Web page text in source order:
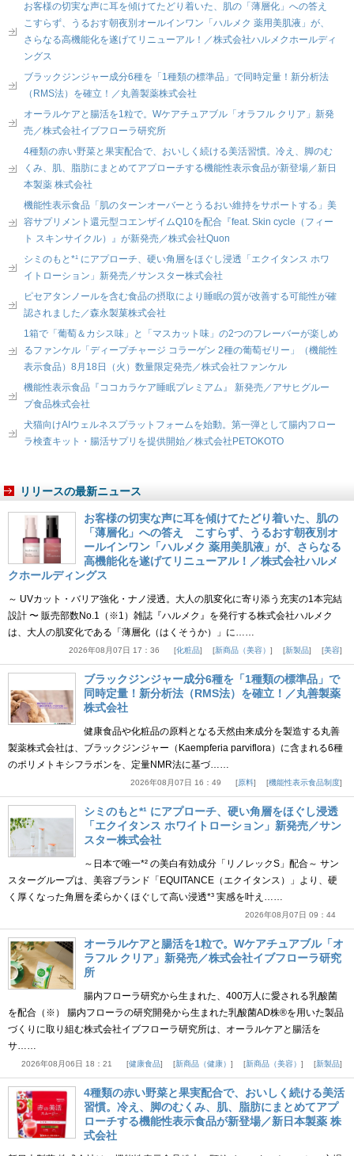
お客様の切実な声に耳を傾けてたどり着いた、肌の「薄層化」への答え
こすらず、うるおす朝夜別オールインワン「ハルメク 薬用美肌液」が、
さらなる高機能化を遂げてリニューアル！／株式会社ハルメクホールディ
ングス
ブラックジンジャー成分6種を「1種類の標準品」で同時定量！新分析法
（RMS法）を確立！／丸善製薬株式会社
オーラルケアと腸活を1粒で。Wケアチュアブル「オラフル クリア」新発
売／株式会社イブフローラ研究所
4種類の赤い野菜と果実配合で、おいしく続ける美活習慣。冷え、脚のむ
くみ、肌、脂肪にまとめてアプローチする機能性表示食品が新登場／新日
本製薬 株式会社
機能性表示食品「肌のターンオーバーとうるおい維持をサポートする」美
容サプリメント還元型コエンザイムQ10を配合『feat. Skin cycle（フィー
ト スキンサイクル）』が新発売／株式会社Quon
シミのもと*¹ にアプローチ、硬い角層をほぐし浸透「エクイタンス ホワ
イトローション」新発売／サンスター株式会社
ピセアタンノールを含む食品の摂取により睡眠の質が改善する可能性が確
認されました／森永製菓株式会社
1箱で「葡萄＆カシス味」と「マスカット味」の2つのフレーバーが楽しめ
るファンケル「ディープチャージ コラーゲン 2種の葡萄ゼリー」（機能性
表示食品）8月18日（火）数量限定発売／株式会社ファンケル
機能性表示食品『ココカラケア睡眠プレミアム』 新発売／アサヒグルー
プ食品株式会社
犬猫向けAIウェルネスプラットフォームを始動。第一弾として腸内フロー
ラ検査キット・腸活サプリを提供開始／株式会社PETOKOTO
リリースの最新ニュース
お客様の切実な声に耳を傾けてたどり着いた、肌の
「薄層化」への答え こすらず、うるおす朝夜別オ
ールインワン「ハルメク 薬用美肌液」が、さらなる
高機能化を遂げてリニューアル！／株式会社ハルメ
クホールディングス
～ UVカット・バリア強化・ナノ浸透。大人の肌変化に寄り添う充実の1本完結
設計 〜 販売部数No.1（※1）雑誌『ハルメク』を発行する株式会社ハルメク
は、大人の肌変化である「薄層化（はくそうか）」に……
2026年08月07日 17：36 化粧品 新商品（美容） 新製品 美容
ブラックジンジャー成分6種を「1種類の標準品」で
同時定量！新分析法（RMS法）を確立！／丸善製薬
株式会社
健康食品や化粧品の原料となる天然由来成分を製造する丸善
製薬株式会社は、ブラックジンジャー（Kaempferia parviflora）に含まれる6種
のポリメトキシフラボンを、定量NMR法に基づ……
2026年08月07日 16：49 原料 機能性表示食品制度
シミのもと*¹ にアプローチ、硬い角層をほぐし浸透
「エクイタンス ホワイトローション」新発売／サン
スター株式会社
～日本で唯一*² の美白有効成分「リノレックS」配合～ サン
スターグループは、美容ブランド「EQUITANCE（エクイタンス）」より、硬
く厚くなった角層を柔らかくほぐして高い浸透*³ 実感を叶え……
2026年08月07日 09：44
オーラルケアと腸活を1粒で。Wケアチュアブル「オ
ラフル クリア」新発売／株式会社イブフローラ研究
所
腸内フローラ研究から生まれた、400万人に愛される乳酸菌
を配合（※） 腸内フローラの研究開発から生まれた乳酸菌AD株®を用いた製品
づくりに取り組む株式会社イブフローラ研究所は、オーラルケアと腸活を
サ……
2026年08月06日 18：21 健康食品 新商品（健康） 新商品（美容） 新製品
4種類の赤い野菜と果実配合で、おいしく続ける美活
習慣。冷え、脚のむくみ、肌、脂肪にまとめてアプ
ローチする機能性表示食品が新登場／新日本製薬 株
式会社